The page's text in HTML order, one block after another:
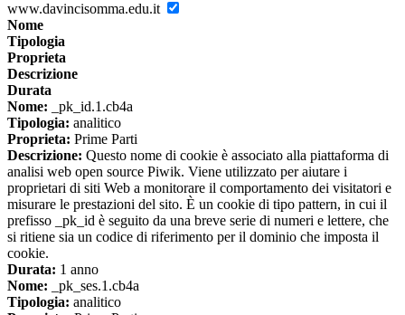
www.davincisomma.edu.it
Nome
Tipologia
Proprieta
Descrizione
Durata
Nome: _pk_id.1.cb4a
Tipologia: analitico
Proprieta: Prime Parti
Descrizione: Questo nome di cookie è associato alla piattaforma di
analisi web open source Piwik. Viene utilizzato per aiutare i
proprietari di siti Web a monitorare il comportamento dei visitatori e
misurare le prestazioni del sito. È un cookie di tipo pattern, in cui il
prefisso _pk_id è seguito da una breve serie di numeri e lettere, che
si ritiene sia un codice di riferimento per il dominio che imposta il
cookie.
Durata: 1 anno
Nome: _pk_ses.1.cb4a
Tipologia: analitico